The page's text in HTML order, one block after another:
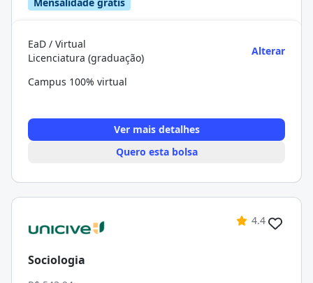
EaD / Virtual
Licenciatura (graduação)
Alterar
Campus 100% virtual
Ver mais detalhes
Quero esta bolsa
4.4
Sociologia